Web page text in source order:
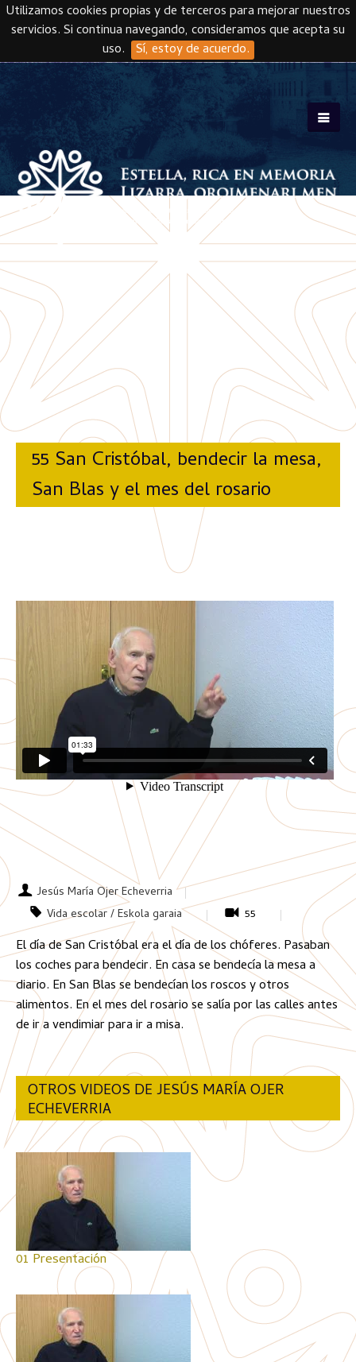
Utilizamos cookies propias y de terceros para mejorar nuestros
servicios. Si continua navegando, consideramos que acepta su
uso. Sí, estoy de acuerdo.
Skip to main content
55 San Cristóbal, bendecir la mesa,
San Blas y el mes del rosario
Jesús María Ojer Echeverria
Vida escolar / Eskola garaia
55
El día de San Cristóbal era el día de los chóferes. Pasaban
los coches para bendecir. En casa se bendecía la mesa a
diario. En San Blas se bendecían los roscos y otros
alimentos. En el mes del rosario se salía por las calles antes
de ir a vendimiar para ir a misa.
OTROS VIDEOS DE JESÚS MARÍA OJER
ECHEVERRIA
01 Presentación